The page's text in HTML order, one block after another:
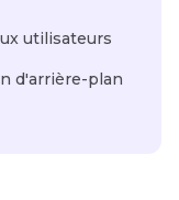
utilisateurs
d'arrière-plan